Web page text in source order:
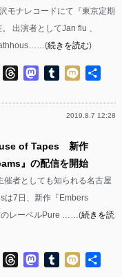
モナレコードにて『東京定期
出演者としてJan flu 、
続きを読む)
Line ThreadsMastodon
Tumblr
Mixi
2019.8.7 12:28
of Tapes 新作
』の配信を開始
催者としても知られる名古屋
は7日、新作『Embers
のレーベルPure ……(続きを読
Line ThreadsMastodon
Tumblr
Mixi